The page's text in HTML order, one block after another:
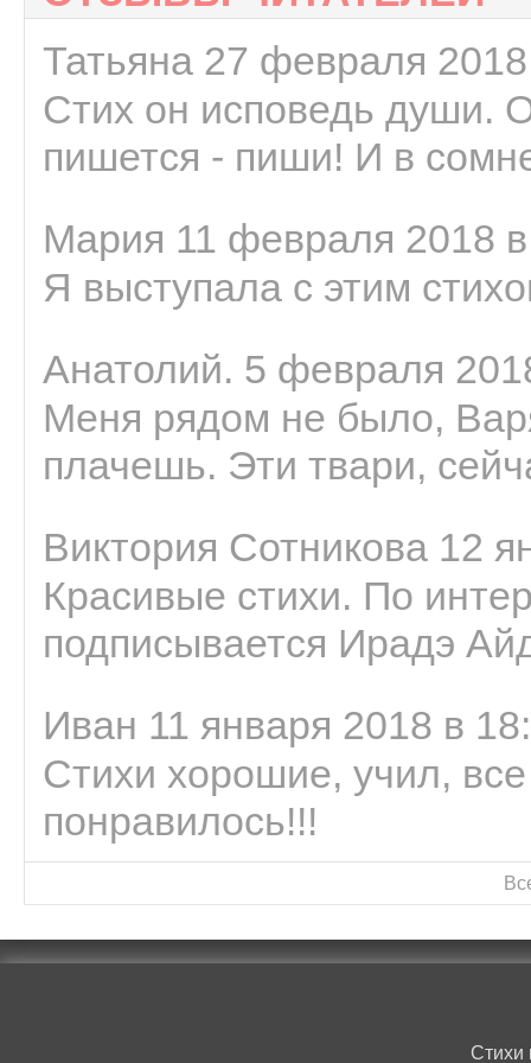
Татьяна 27 февраля
Стих он исповедь души.
пишется - пиши! И в
Мария 11 февраля 2018
Я выступала с этим
Анатолий. 5 февраля
Меня рядом не было,
плачешь. Эти твари,
Виктория Сотникова 12
Красивые стихи. По
подписывается Ирадэ
Иван 11 января 2018 в
Стихи хорошие, учил,
понравилось!!!
Стихи